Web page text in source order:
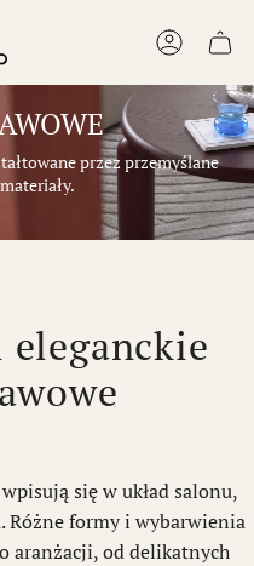
KONTO
przez przemyślane
eleganckie
się w układ salonu,
Różne formy i wybarwienia
aranżacji, od delikatnych